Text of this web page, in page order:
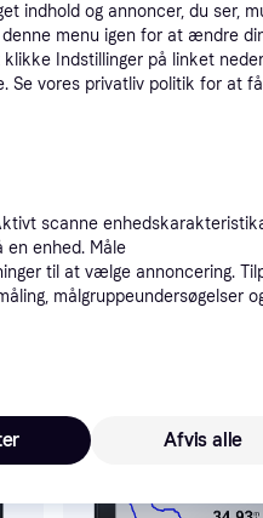
4.6
SH
Sammenklappelig lås
9+ butikker
indhold og annoncer, du ser,
menu igen for at ændre
Indstillinger på linket
Se vores privatliv politik for at
scanne
en enhed. Måle
til at vælge annoncering.
målgruppeundersøgelser
Afvis alle